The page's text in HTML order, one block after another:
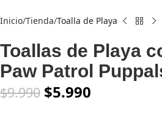
Inicio Tienda Toalla de Playa
Toallas de Playa
Paw Patrol
$9.990 $5.990